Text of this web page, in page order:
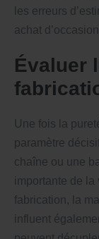
les erreurs
achat
Évaluer
Une fois la
paramètre
chaîne ou une
importante de la
fabrication, la
influent